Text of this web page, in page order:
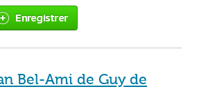
Enregistrer
Bel-Ami de Guy de